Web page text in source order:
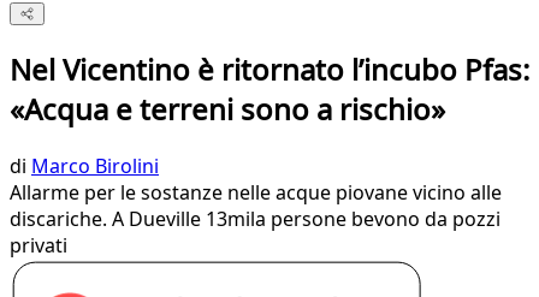
Nel Vicentino è ritornato l’incubo Pfas:
«Acqua e terreni sono a rischio»
di Marco Birolini
Allarme per le sostanze nelle acque piovane vicino alle
discariche. A Dueville 13mila persone bevono da pozzi
privati